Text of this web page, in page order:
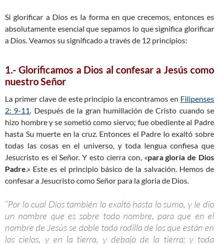
Si glorificar a Dios es la forma en que crecemos, entonces es
absolutamente esencial que sepamos lo que significa glorificar
a Dios. Veamos su significado a través de 12 principios:
1.- Glorificamos a Dios al confesar a Jesús como
nuestro Señor
La primer clave de este principio la encontramos en Filipenses
2: 9-11. Después de la gran humillación de Cristo cuando se
hizo hombre y se sometió como siervo; fue obediente al Padre
hasta Su muerte en la cruz. Entonces el Padre lo exaltó sobre
todas las cosas en el universo, y toda lengua confiesa que
Jesucristo es el Señor. Y esto cierra con, «para gloria de Dios
Padre.» Este es el principio básico de la salvación. Hemos de
confesar a Jesucristo como Señor para la gloria de Dios.
“Por lo cual Dios también lo exaltó hasta lo sumo, y le dio
un nombre que es sobre todo nombre, para que en el
nombre de Jesús se doble toda rodilla de los que están en
los cielos, y en la tierra, y debajo de la tierra; y toda